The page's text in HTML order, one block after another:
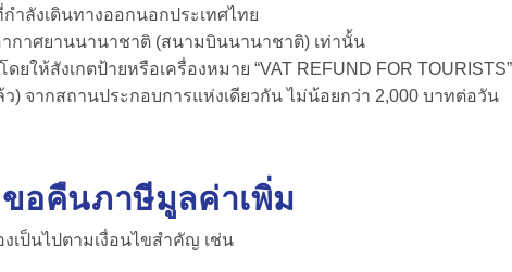
ำลังเดินทางออกนอกประเทศไทย
กาศยานนานาชาติ (สนามบินนานาชาติ) เท่านั้น
ให้สังเกตป้ายหรือเครื่องหมาย “VAT REFUND FOR
จากสถานประกอบการแห่งเดียวกัน ไม่น้อยกว่า 2,000 บาทต่อวัน
อคืนภาษีมูลค่าเพิ่ม
เป็นไปตามเงื่อนไขสำคัญ เช่น